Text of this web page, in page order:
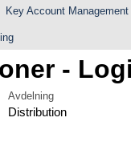
Key Account Management
-
Avdelning
Distribution